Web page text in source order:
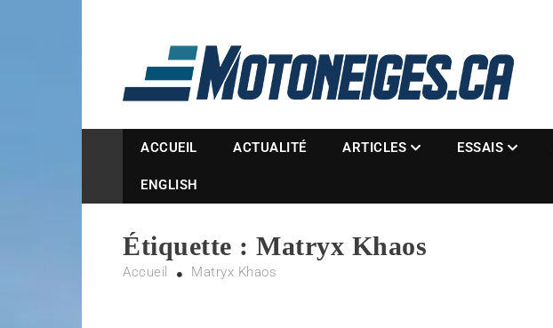
Magazine Motoneiges.ca
ACCUEIL ACTUALITÉ ARTICLES ESSAIS
ENGLISH
Étiquette :Matryx Khaos
Accueil Matryx Khaos